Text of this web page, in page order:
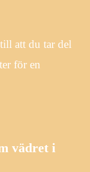
att du tar del
för en
vädret i